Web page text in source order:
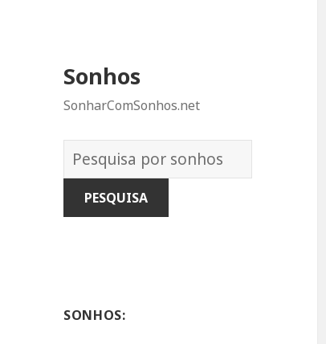
Sonhos
SonharComSonhos.net
Dicionário
dos
Sonhos:
SONHOS: